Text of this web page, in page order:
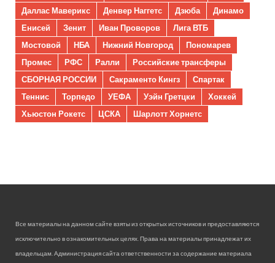
Даллас Маверикс
Денвер Наггетс Дзюба
Динамо
Енисей
Зенит Иван Проворов
Лига ВТБ
Мостовой
НБА Нижний Новгород
Пономарев
Промес
РФС Ралли
Российские трансферы
СБОРНАЯ РОССИИ
Сакраменто Кингз
Спартак
Теннис
Торпедо УЕФА Уэйн Гретцки
Хоккей
Хьюстон Рокетс
ЦСКА Шарлотт Хорнетс
Все материалы на данном сайте взяты из открытых источников и предоставляются
исключительно в ознакомительных целях. Права на материалы принадлежат их
владельцам. Администрация сайта ответственности за содержание материала